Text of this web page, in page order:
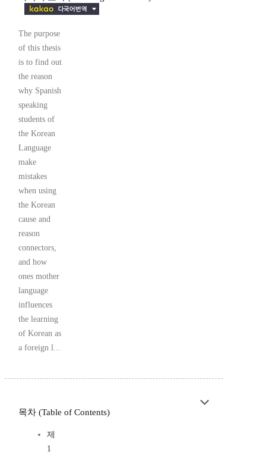
The purpose
of this thesis
is to find out
the reason
why Spanish
speaking
students of
the Korean
Language
make
mistakes
when using
the Korean
cause and
reason
connectors,
and how
ones mother
language
influences
the learning
of Korean as
a foreign l...
목차 (Table of Contents)
제
1